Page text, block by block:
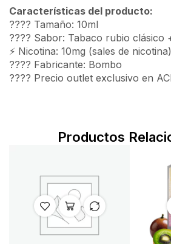
Características del producto:
???? Tamaño: 10ml
???? Sabor: Tabaco rubio clásico
⚡ Nicotina: 10mg (sales de nicotina)
???? Fabricante: Bombo
????️ Precio outlet exclusivo en
Productos